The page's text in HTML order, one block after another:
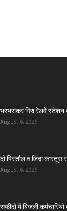
भरभराकर गिरा रेलवे स्टेशन
August 6, 2026
दो पिस्तौल व जिंदा कारतूस
August 6, 2026
सफीदों में बिजली